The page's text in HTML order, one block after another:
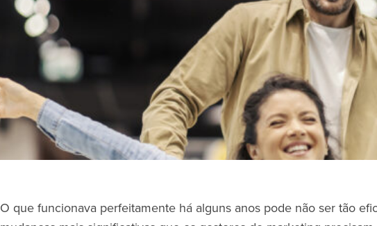
O que funcionava perfeitamente há alguns anos pode não ser tão